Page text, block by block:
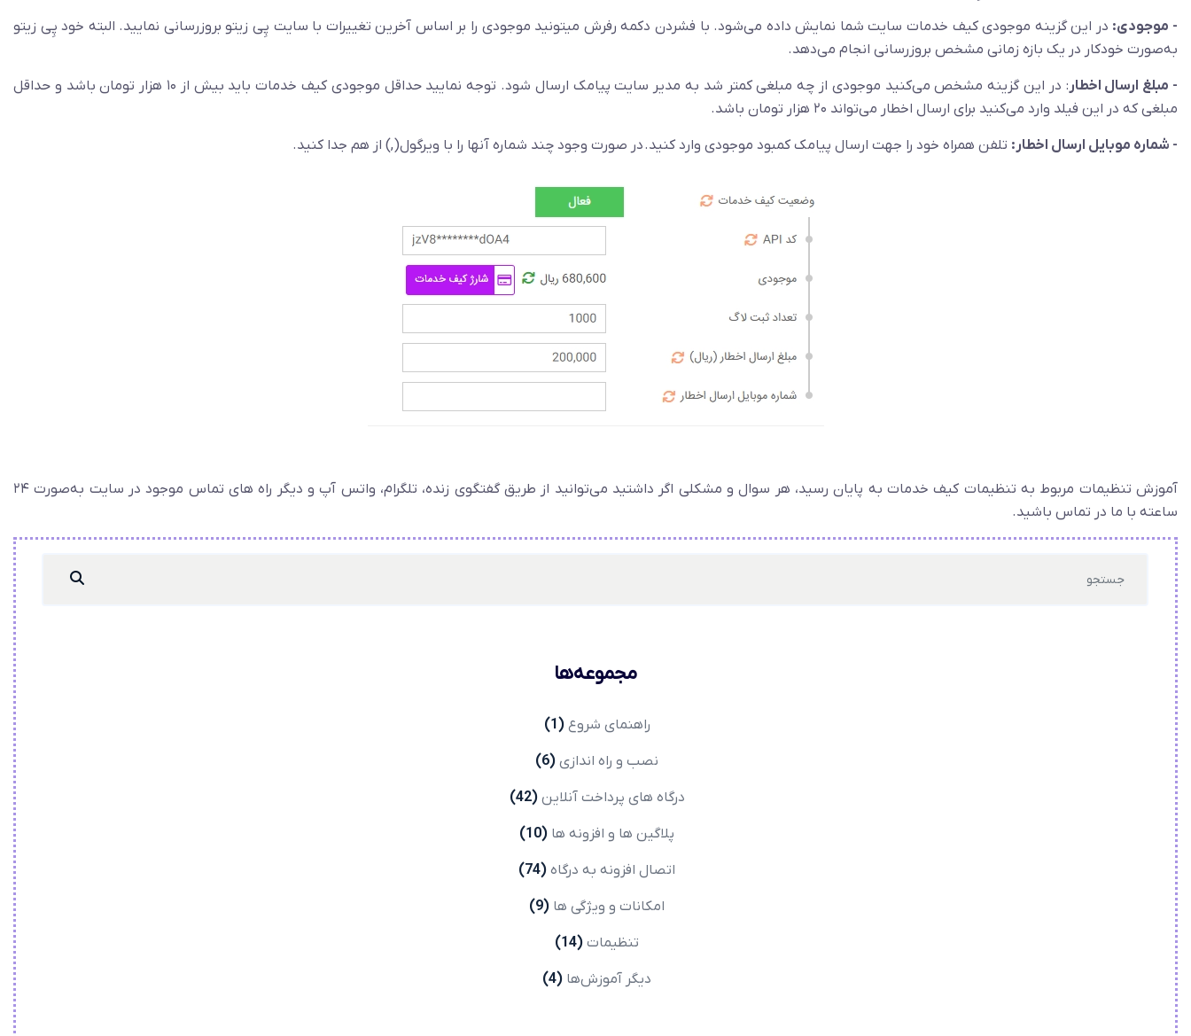
- موجودی: در این گزینه موجودی کیف خدمات سایت شما نمایش داده می‌شود. با فشردن دکمه رفرش میتونید موجودی را بر اساس آخرین تغییرات با سایت پِی زیتو بروزرسانی نمایید. البته خود پِی زیتو
به‌صورت خودکار در یک بازه زمانی مشخص بروزرسانی انجام می‌دهد.
- مبلغ ارسال اخطار
: در این گزینه مشخص می‌کنید موجودی از چه مبلغی کمتر شد به مدیر سایت پیامک ارسال شود. توجه نمایید حداقل موجودی کیف خدمات باید بیش از ۱۰ هزار تومان باشد و حداقل
مبلغی که در این فیلد وارد می‌کنید برای ارسال اخطار می‌تواند ۲۰ هزار تومان باشد.
- شماره موبایل ارسال اخطار: تلفن همراه خود را جهت ارسال پیامک کمبود موجودی وارد کنید. در صورت وجود چند شماره آنها را با ویرگول(,) از هم جدا کنید.
آموزش تنظیمات مربوط به تنظیمات کیف خدمات به پایان رسید، هر سوال و مشکلی اگر داشتید می‌توانید از طریق گفتگوی زنده، تلگرام، واتس آپ و دیگر راه های تماس موجود در سایت به‌صورت ۲۴
ساعته با ما در تماس باشید.
مجموعه‌ها
راهنمای شروع (1)
نصب و راه اندازی (6)
درگاه های پرداخت آنلاین (42)
پلاگین ها و افزونه ها (10)
اتصال افزونه به درگاه (74)
امکانات و ویژگی ها (9)
تنظیمات (14)
دیگر آموزش‌ها (4)